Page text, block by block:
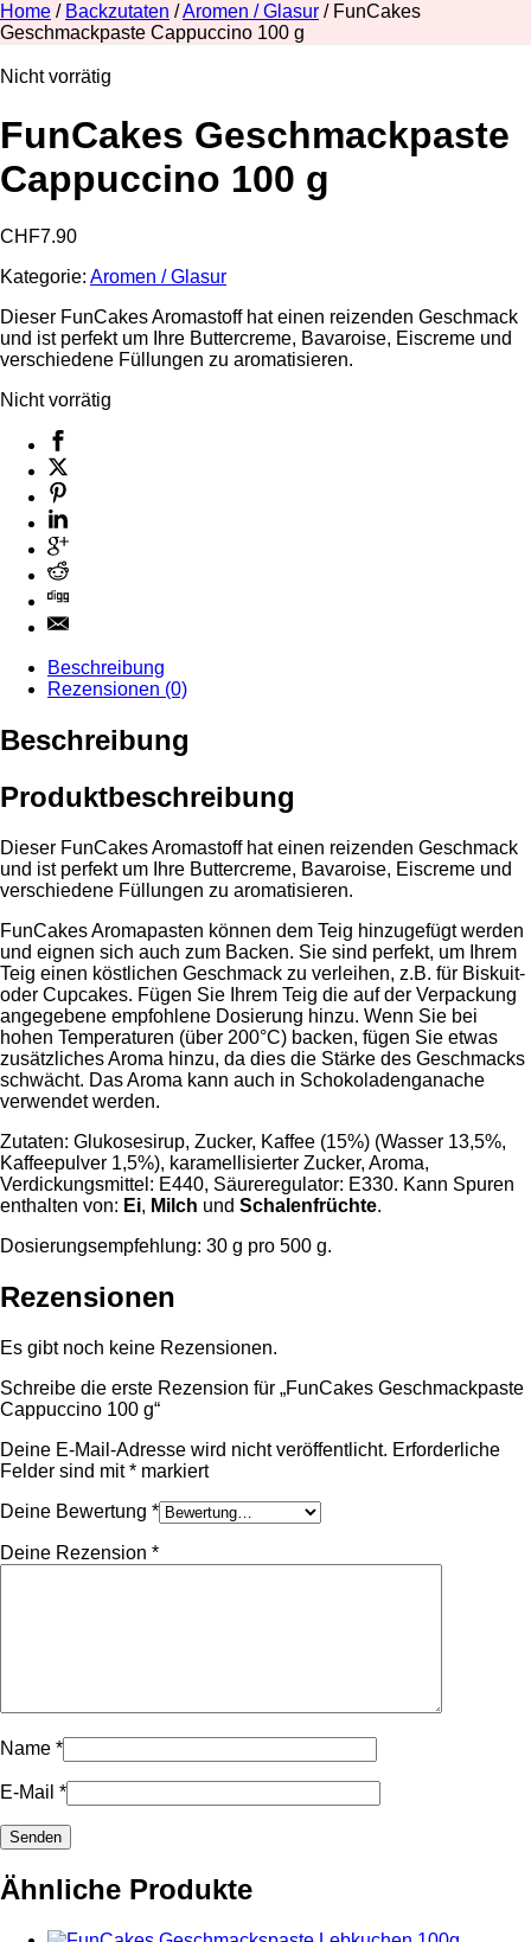
Home / Backzutaten /Aromen / Glasur / FunCakes
Geschmackpaste Cappuccino 100 g
Nicht vorrätig
FunCakes Geschmackpaste
Cappuccino 100 g
CHF7.90
Kategorie: Aromen / Glasur
Dieser FunCakes Aromastoff hat einen reizenden Geschmack
und ist perfekt um Ihre Buttercreme, Bavaroise, Eiscreme und
verschiedene Füllungen zu aromatisieren.
Nicht vorrätig
Beschreibung
Rezensionen (0)
Beschreibung
Produktbeschreibung
Dieser FunCakes Aromastoff hat einen reizenden Geschmack
und ist perfekt um Ihre Buttercreme, Bavaroise, Eiscreme und
verschiedene Füllungen zu aromatisieren.
FunCakes Aromapasten können dem Teig hinzugefügt werden
und eignen sich auch zum Backen. Sie sind perfekt, um Ihrem
Teig einen köstlichen Geschmack zu verleihen, z.B. für Biskuit-
oder Cupcakes. Fügen Sie Ihrem Teig die auf der Verpackung
angegebene empfohlene Dosierung hinzu. Wenn Sie bei
hohen Temperaturen (über 200°C) backen, fügen Sie etwas
zusätzliches Aroma hinzu, da dies die Stärke des Geschmacks
schwächt. Das Aroma kann auch in Schokoladenganache
verwendet werden.
Zutaten: Glukosesirup, Zucker, Kaffee (15%) (Wasser 13,5%,
Kaffeepulver 1,5%), karamellisierter Zucker, Aroma,
Verdickungsmittel: E440, Säureregulator: E330. Kann Spuren
enthalten von: Ei, Milch und Schalenfrüchte.
Dosierungsempfehlung: 30 g pro 500 g.
Rezensionen
Es gibt noch keine Rezensionen.
Schreibe die erste Rezension für „FunCakes Geschmackpaste
Cappuccino 100 g“
Deine E-Mail-Adresse wird nicht veröffentlicht. Erforderliche
Felder sind mit* markiert
Deine Bewertung *
Deine Rezension *
Name *
E-Mail *
Ähnliche Produkte